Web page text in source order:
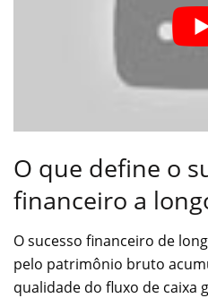
O que define o
financeiro a
O sucesso financeiro de
pelo patrimônio bruto
qualidade do fluxo de caixa